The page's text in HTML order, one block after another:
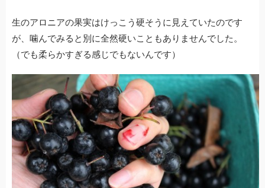
生のアロニアの果実はけっこう硬そうに見えていたのです
が、噛んでみると別に全然硬いこともありませんでした。
（でも柔らかすぎる感じでもないんです）